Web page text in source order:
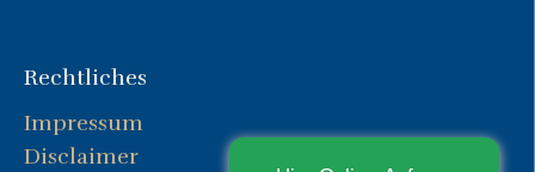
Rechtliches
Impressum
Disclaimer